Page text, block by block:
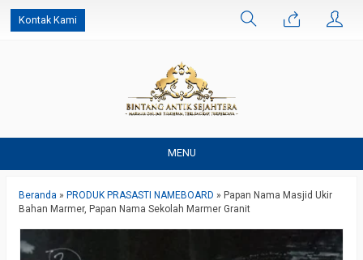
Kontak Kami
MENU
Beranda » PRODUK PRASASTI NAMEBOARD » Papan Nama Masjid Ukir
Bahan Marmer, Papan Nama Sekolah Marmer Granit